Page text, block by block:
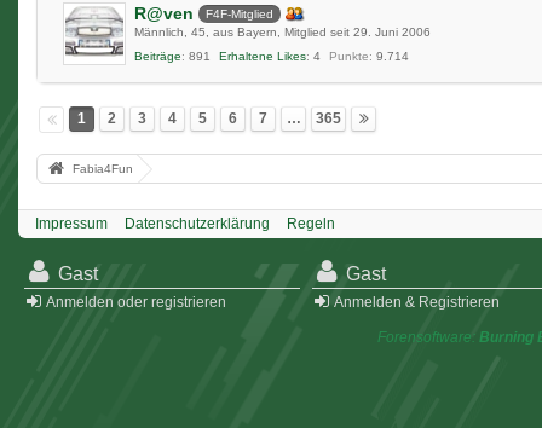
R@ven
F4F-Mitglied
Männlich
45 aus Bayern
Mitglied seit 29. Juni 2006
Beiträge
891 Erhaltene Likes 4 Punkte 9.714
1 2 3 4 5 6 7 … 365
Fabia4Fun
Impressum Datenschutzerklärung Regeln
Gast
Anmelden oder registrieren
Gast
Anmelden & Registrieren
Forensoftware: Burning